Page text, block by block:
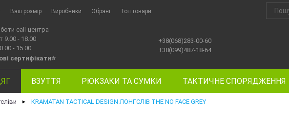
Ваш розмір Виробники Обрані Топ товари
call-центра
9.00 - 18.00
- 15.00
сертифікати⭐
+38(068)283-00-60
+38(099)487-18-64
ВЗУТТЯ РЮКЗАКИ ТА СУМКИ ТАКТИЧНЕ СПОРЯДЖЕННЯ
► KRAMATAN TACTICAL DESIGN ЛОНГСЛІВ THE NO FACE GREY